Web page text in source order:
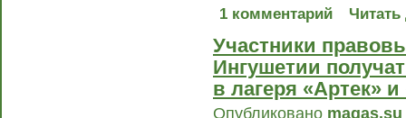
1 комментарий
Читать
Участники
Ингушетии
в лагеря «Артек»
Опубликовано magas.su